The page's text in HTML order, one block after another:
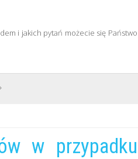
i jakich pytań możecie się Państwo
w przypadku